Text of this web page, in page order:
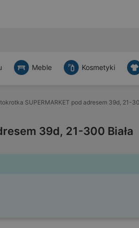
Meble Kosmetyki
SUPERMARKET pod adresem 39d, 21-
39d, 21-300 Biała